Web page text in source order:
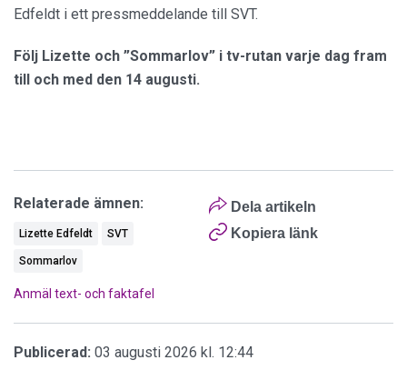
Edfeldt i ett pressmeddelande till SVT.
Följ Lizette och ”Sommarlov” i tv-rutan varje dag fram
till och med den 14 augusti.
Dela artikeln
Kopiera länk
Relaterade ämnen:
Lizette Edfeldt SVT
Sommarlov
Anmäl text- och faktafel
Publicerad: 03 augusti 2026 kl. 12:44